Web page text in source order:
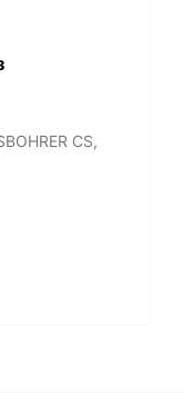
CS,